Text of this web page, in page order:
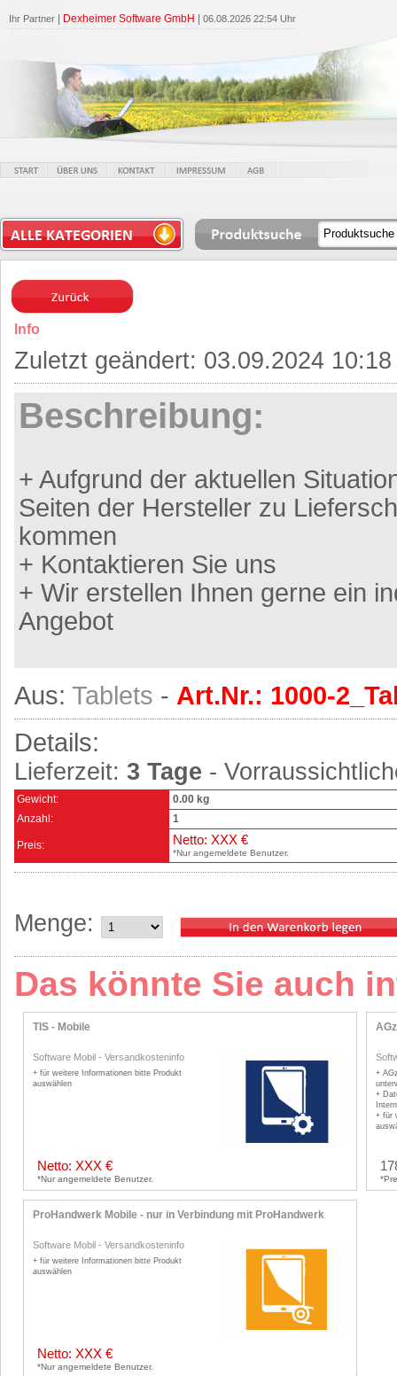
Ihr Partner Dexheimer Software GmbH 06.08.2026 22:54 Uhr
Info
Zuletzt geändert: 03.09.2024
Beschreibung:
+ Aufgrund der aktuellen
Seiten der Hersteller zu
kommen
+ Kontaktieren Sie uns
+ Wir erstellen Ihnen gerne ein
Angebot
Aus: Tablets - Art.Nr.: 1000-
Details:
Lieferzeit: 3 Tage -
Gewicht:
0.00 kg
Anzahl:
1
Preis: Netto: XXX €
*Nur angemeldete Benutzer.
Menge:
Das könnte Sie auch
Netto: XXX €
*Nur angemeldete Benutzer.
TIS - Mobile
Software Mobil - Versandkosteninfo
+ für weitere Informationen bitte Produkt
auswählen
+
+
+ für
Netto: XXX €
*Nur angemeldete Benutzer.
ProHandwerk Mobile - nur in Verbindung mit ProHandwerk
Software Mobil - Versandkosteninfo
+ für weitere Informationen bitte Produkt
auswählen